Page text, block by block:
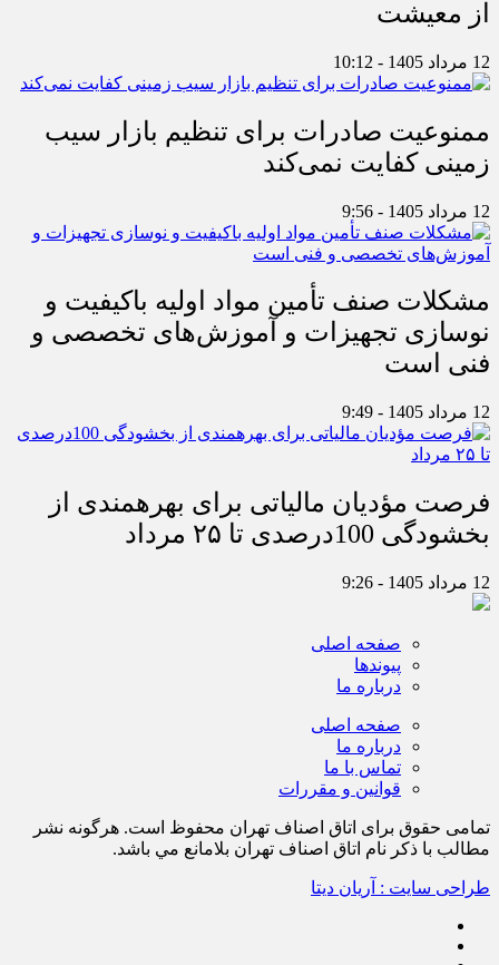
از معیشت
12 مرداد 1405 - 10:12
ممنوعیت صادرات برای تنظیم بازار سیب
زمینی کفایت نمی‌کند
12 مرداد 1405 - 9:56
مشکلات صنف تأمین مواد اولیه باکیفیت و
نوسازی تجهیزات و آموزش‌های تخصصی و
فنی است
12 مرداد 1405 - 9:49
فرصت مؤدیان مالیاتی برای بهره‎مندی از
بخشودگی 100درصدی تا ۲۵ مرداد
12 مرداد 1405 - 9:26
صفحه اصلی
پیوندها
درباره ما
صفحه اصلی
درباره ما
تماس با ما
قوانین و مقررات
تمامی حقوق برای اتاق اصناف تهران محفوظ است. هرگونه نشر
مطالب با ذكر نام اتاق اصناف تهران بلامانع مي باشد.
طراحی سایت : آریان دیتا